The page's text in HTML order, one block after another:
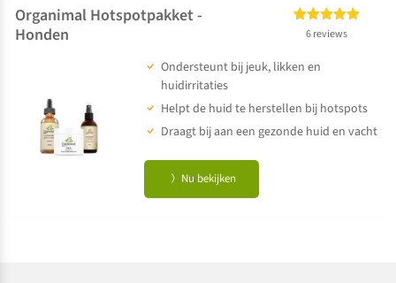
Organimal Hotspotpakket -
Honden
Gewaardeerd
gebaseerd
6 reviews
Ondersteunt bij jeuk, likken en
huidirritaties
Helpt de huid te herstellen bij hotspots
Draagt bij aan een gezonde huid en vacht
Nu bekijken